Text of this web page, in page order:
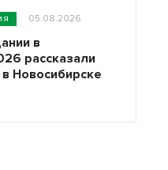
05.08.2026
в
рассказали
в Новосибирске